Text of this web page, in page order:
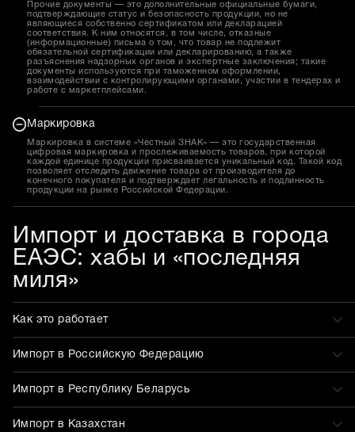
Прочие документы — это дополнительные официальные бумаги,
подтверждающие статус и безопасность продукции, но не
являющиеся собственно сертификатом или декларацией
соответствия. К ним относятся, в том числе, отказные
(информационные) письма о том, что товар не подлежит
обязательной сертификации или декларированию, а также
разъяснения надзорных органов и экспертные заключения; такие
документы используются при таможенном оформлении,
взаимодействии с контролирующими органами, участии в тендерах и
работе с маркетплейсами.
Маркировка
Маркировка в системе «Честный ЗНАК» — это государственная
цифровая маркировка и прослеживаемость товаров, при которой
каждой единице продукции присваивается уникальный код. Такой код
позволяет отследить движение товара от производителя до
конечного покупателя и подтверждает легальность и подлинность
продукции на рынке Российской Федерации.
Импорт и доставка в города
ЕАЭС: хабы и «последняя
миля»
Как это работает
Импорт в Российскую Федерацию
Импорт в Республику Беларусь
Импорт в Казахстан